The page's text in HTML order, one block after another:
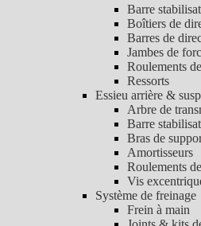
Barre
Boîtiers de
Barres de
Jambes de
Roulements
Ressorts
Essieu arrière &
Arbre de
Barre
Bras de
Amortisseurs
Roulements
Vis
Système de freinage
Frein à main